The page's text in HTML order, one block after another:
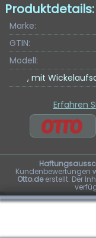
Produktdetails:
Marke:
GTIN:
Modell:
, mit
Erfahren
Kundenbewertungen
Otto.deerstellt. Der